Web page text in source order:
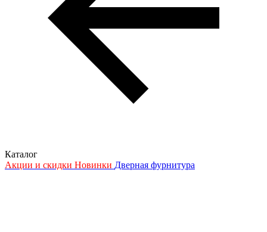
Каталог
Акции и скидки Новинки Дверная фурнитура